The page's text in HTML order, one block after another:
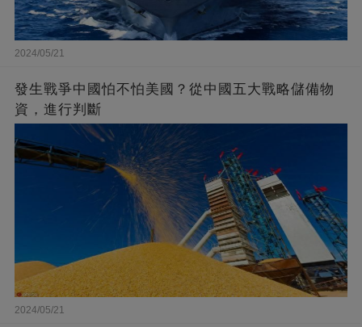
2024/05/21
發生戰爭中國怕不怕美國？從中國五大戰略儲備物
資，進行判斷
2024/05/21